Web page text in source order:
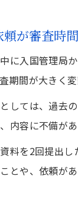
頼が審査時
に入国管理局
期間が大きく
しては、過去
内容に不備が
料を2回提出
とや、依頼が